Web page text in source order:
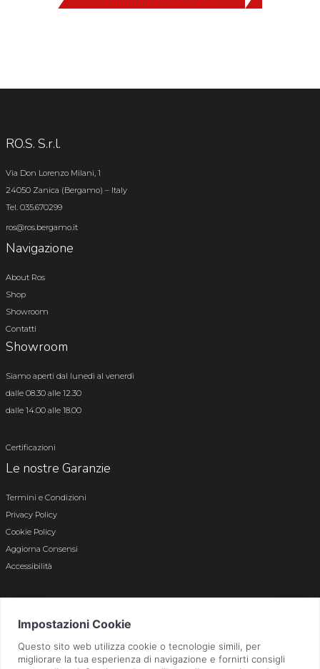
RO.S. S.r.l.
Via Don Lorenzo Milani, 1
24050 Zanica (Bergamo) – Italy
Tel. 035.670299
ros@ros.bergamo.it
Navigazione
About Ros
Shop
Showroom
Contatti
Showroom
Siamo aperti dal lunedì al venerdì
dalle 08.30 alle 12.30
dalle 14.00 alle 18.00
Certificazioni
Le nostre Garanzie
Termini e Condizioni
Privacy Policy
Cookie Policy
Aggiorna Consensi
Accessibilità
Bergamo n. 01496180165 · Capitale Sociale i.v. € 800.000,00